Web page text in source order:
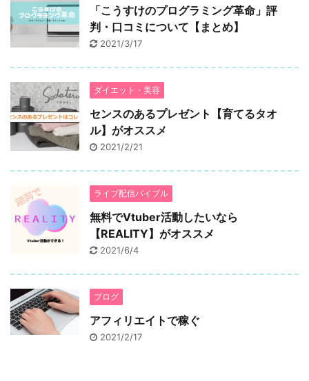
「こうすけのプログラミング革命」評
判・口コミについて【まとめ】
2021/3/17
ダイエット・美容
センスのあるプレゼント【育てるタオ
ル】がオススメ
2021/2/21
ライブ配信バイブル
無料でVtuber活動したいなら
【REALITY】がオススメ
2021/6/4
ブログ
アフィリエイトで稼ぐ
2021/2/17